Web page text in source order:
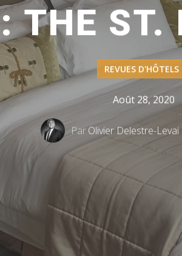
THE ST.
REVUES D'HÔTELS
Août 28, 2020
ParOlivier Delestre-Levai